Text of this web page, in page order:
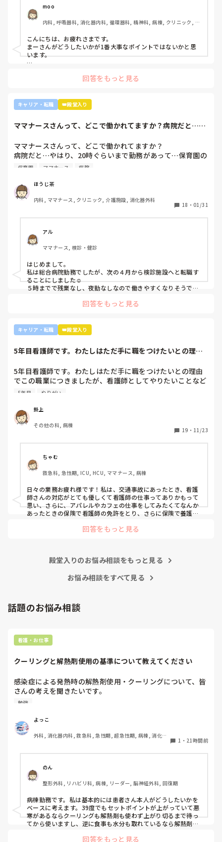
受け持ち1人になりました。
複数受け持ちに戻るよう、1ヶ月間1年目のように勉強したり
と業務に臨んできました。
そして最近師長さんに『君は病棟勤務よりも外来とか健診セ
ンターとかのほうがいいのでは？ウチの部署もスタッフが足
りないから育てる余裕が足りない。前向きに捉えて看護師は
いろんな働き方あるよ』と部署は決まってませんが、異動確
り、看護のつながりが無かったことは自分でも反省していま
すし、今後成長させていきたいなと思っています。
いないです。
るかな？』『自分ならそこまでされたら辞めるよ』とのこ
と。
師長さんの言ってることも確かに理解できますが
てないですし、病棟での臨床経験を積んで学んでいきたいと
気持ちがあります。
・転職する
moo
内科, 呼吸器科, 消化器内科, 循環器科, 精神科, 病棟, クリニック, リ
こんにちは、お疲れさまです。
まーさんがどうしたいかが1番大事なポイントではないかと思
います。
アややることが多くて忙しくても、人間関係は良好でも、どう
外来や検診センターは、また病棟とは全然違う業務になるの
で、病棟での臨床経験を積みたい気持ちがあるのであれば、ご
きな病院だとどうしても異動で行きたくない場所に行かされて
病院も規模やいろいろ取り組んでいることが違うので、探して
みるとおもしろいですよ。ただ、転職するなら3年は基礎をつ
けてもいいのかなと思います。中途採用は即戦力を期待されま
回答をもっと見る
キャリア・転職 👑殿堂入り
ママナースさんって、どこで働かれてますか？病院だと…や
ママナースさんって、どこで働かれてますか？
病院だと…やはり、20時ぐらいまで勤務があって…保育園の
お迎えが間に合わないことが多くて…
保育園 ママナース 病院
ほうじ茶
内科, ママナース, クリニック, 介護施設, 消化器外科
18 ・ 01/31
アル
ママナース, 検診・健診
はじめまして。
私は総合病院勤務でしたが、次の４月から検診施設へと転職す
ることにしました☺️
５時までで残業なし、夜勤なしなので働きやすくなりそうです
回答をもっと見る
キャリア・転職 👑殿堂入り
5年目看護師です。わたしはただ手に職をつけたいとの理由
5年目看護師です。わたしはただ手に職をつけたいとの理由
でこの職業につきましたが、看護師としてやりたいことなど
あまり考えたことがなく、ただ言われたことをやっているよ
続けてしまっています。
みなさんはどういったきっかけで看護師を目指したり、今の
科についていたりしますか？
笑
5年目 やりがい
掛上
その他の科, 病棟
19 ・ 11/23
ちゃむ
救急科, 急性期, ICU, HCU, ママナース, 病棟
日々の業務お疲れ様です！私は、交通事故にあったとき、看護
師さんの対応がとても優しくて看護師の仕事ってありかもって
思い、さらに、アパレルやカフェの仕事をしてみたくてなんか
あったときの保険で看護師の免許をとり、さらに保険で養護教
回答をもっと見る
殿堂入りのお悩み相談をもっと見る
お悩み相談をすべて見る
話題のお悩み相談
看護・お仕事
クーリングと解熱剤使用の基準について教えてください
感染症による発熱時の解熱剤使用・クーリングについて、皆
さんの考えを聞きたいです。
ばかりの患者さんがいるとします。当然、原因がすぐに改善
するわけではないため、解熱剤を使用して一時的に解熱して
も、効果が切れれば再度発熱する可能性があります。
特に高齢者の場合、
・高熱が持続することで代謝・酸素消費量が増え、循環・呼
吸への負担や体力消耗につながる
・一方で、解熱剤で一度下がったあと再び発熱すると、悪寒
やシバリングを伴うこともあり、体温が上下する過程自体も
負担になる
という両面があると思っています。
勉強
よっこ
外科, 消化器内科, 救急科, 急性期, 超急性期, 病棟, 消化器
1 ・ 21時間前
のん
整形外科, リハビリ科, 病棟, リーダー, 脳神経外科, 回復期
病棟勤務です。私は基本的には患者さん本人がどうしたいかを
ベースに考えます。39度でもセットポイントが上がっていて悪
寒があるならクーリングも解熱剤も使わず上がり切るまで待っ
てから使いますし、逆に食事も水分も取れているなら解熱剤は
担になっているようなら速やかに解熱を行います。高齢者の場
回答をもっと見る